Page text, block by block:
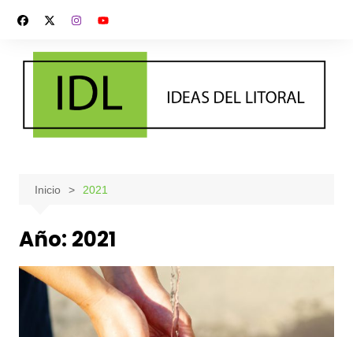
contenido
Inicio 2021
Año: 2021